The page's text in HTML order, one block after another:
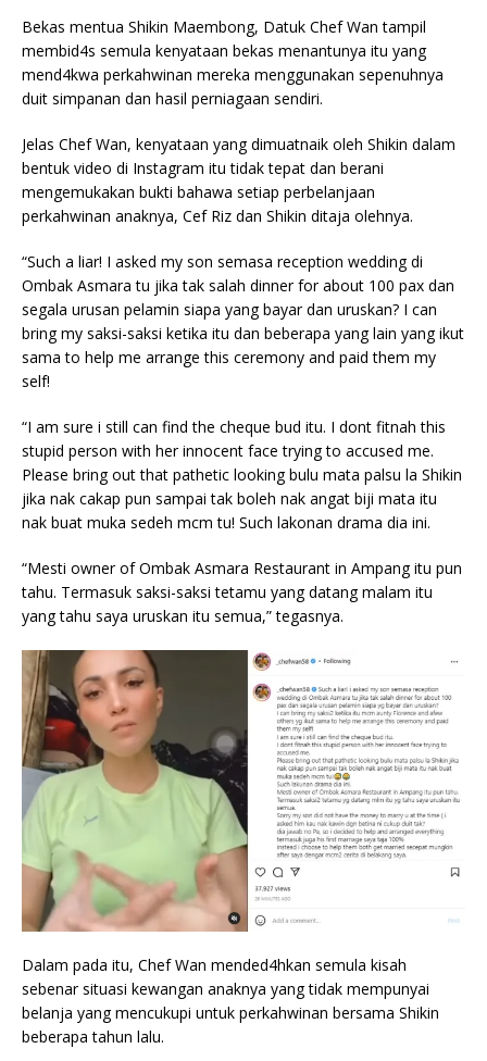
Bekas mentua Shikin Maembong, Datuk Chef Wan tampil
membid4s semula kenyataan bekas menantunya itu yang
mend4kwa perkahwinan mereka menggunakan sepenuhnya
duit simpanan dan hasil perniagaan sendiri.
Jelas Chef Wan, kenyataan yang dimuatnaik oleh Shikin dalam
bentuk video di Instagram itu tidak tepat dan berani
mengemukakan bukti bahawa setiap perbelanjaan
perkahwinan anaknya, Cef Riz dan Shikin ditaja olehnya.
“Such a liar! I asked my son semasa reception wedding di
Ombak Asmara tu jika tak salah dinner for about 100 pax dan
segala urusan pelamin siapa yang bayar dan uruskan? I can
bring my saksi-saksi ketika itu dan beberapa yang lain yang ikut
sama to help me arrange this ceremony and paid them my
self!
“I am sure i still can find the cheque bud itu. I dont fitnah this
stupid person with her innocent face trying to accused me.
Please bring out that pathetic looking bulu mata palsu la Shikin
jika nak cakap pun sampai tak boleh nak angat biji mata itu
nak buat muka sedeh mcm tu! Such lakonan drama dia ini.
“Mesti owner of Ombak Asmara Restaurant in Ampang itu pun
tahu. Termasuk saksi-saksi tetamu yang datang malam itu
yang tahu saya uruskan itu semua,” tegasnya.
Dalam pada itu, Chef Wan mended4hkan semula kisah
sebenar situasi kewangan anaknya yang tidak mempunyai
belanja yang mencukupi untuk perkahwinan bersama Shikin
beberapa tahun lalu.